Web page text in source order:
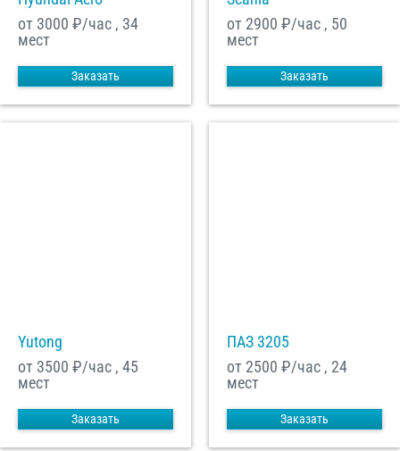
от 3000 ₽/час , 34
мест
Заказать
от 2900 ₽/час , 50
мест
Заказать
Yutong
от 3500 ₽/час , 45
мест
Заказать
ПАЗ 3205
от 2500 ₽/час , 24
мест
Заказать